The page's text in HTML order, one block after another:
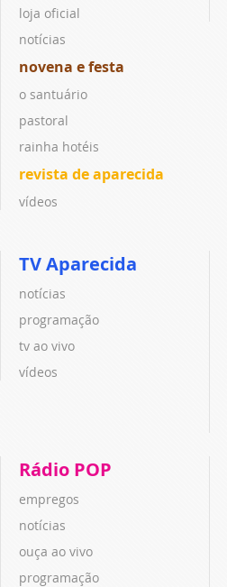
loja oficial
notícias
novena e festa
o santuário
pastoral
rainha hotéis
revista de aparecida
vídeos
TV Aparecida
notícias
programação
tv ao vivo
vídeos
Rádio POP
empregos
notícias
ouça ao vivo
programação